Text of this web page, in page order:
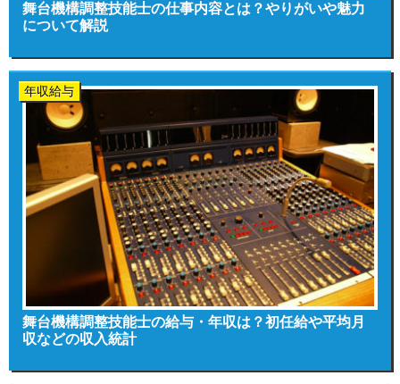
舞台機構調整技能士の仕事内容とは？やりがいや魅力
について解説
年収給与
舞台機構調整技能士の給与・年収は？初任給や平均月
収などの収入統計